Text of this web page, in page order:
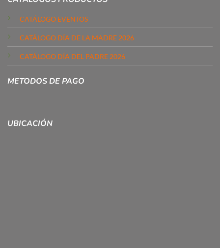
CATÁLOGO EVENTOS
CATÁLOGO DÍA DE LA MADRE 2026
CATÁLOGO DÍA DEL PADRE 2026
METODOS DE PAGO
UBICACIÓN